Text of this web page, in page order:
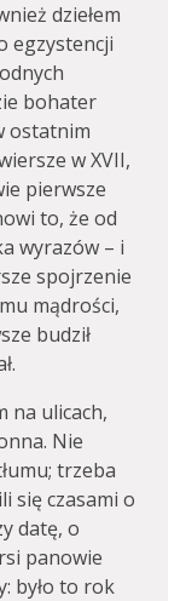
dziełem
egzystencji
bohater
ostatnim
w XVII,
pierwsze
to, że od
wyrazów – i
spojrzenie
mądrości,
budził
na ulicach,
Nie
trzeba
się czasami o
datę, o
panowie
było to rok